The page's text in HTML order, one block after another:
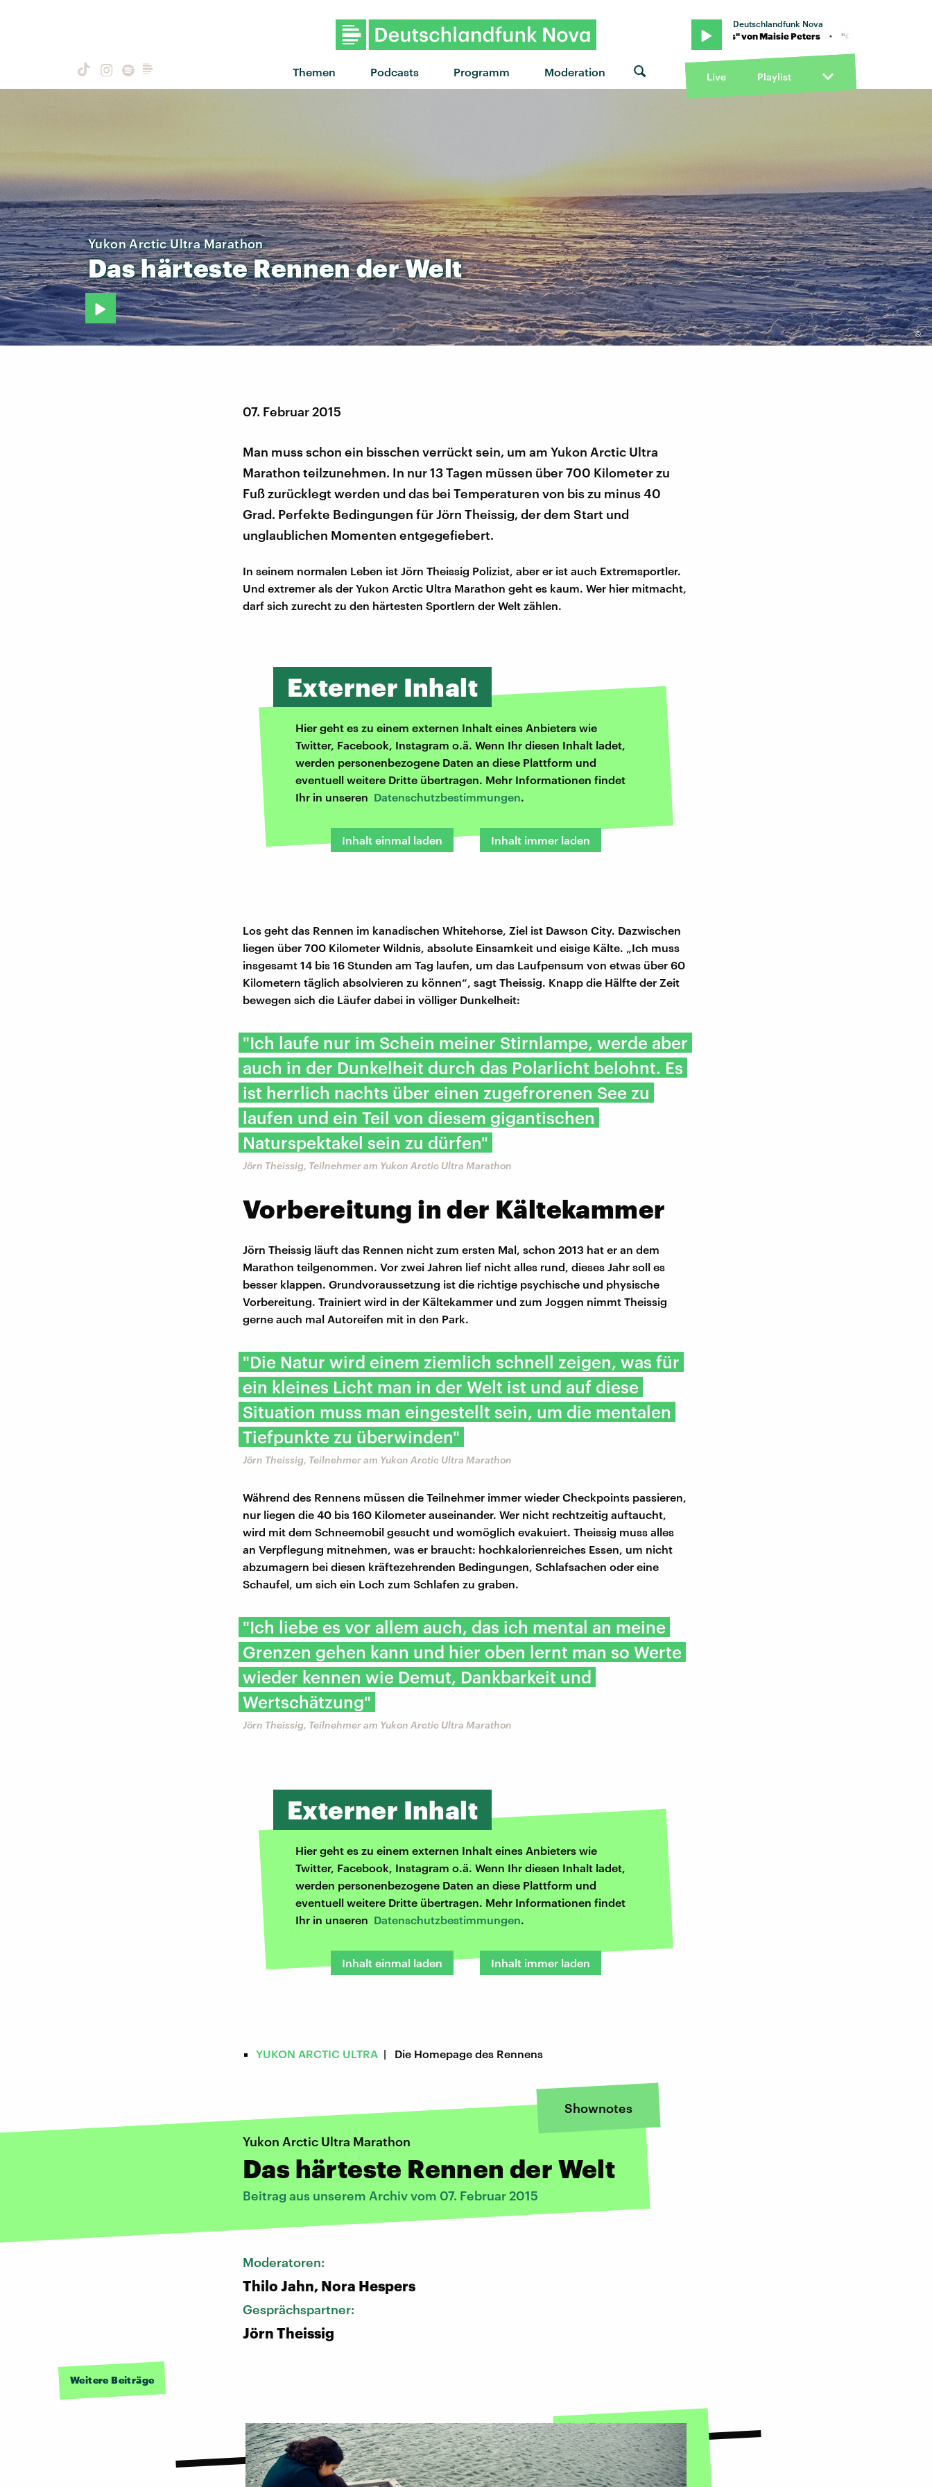
Themen Podcasts Programm Moderation
Deutschlandfunk Nova
"Questions" von Maisie Peters · "Questions" von Maisie Peters · "Questions" von Maisie Peters
Live Playlist
©
Yukon Arctic Ultra Marathon
DashärtesteRennenderWelt
07. Februar 2015
Man muss schon ein bisschen verrückt sein, um am Yukon Arctic Ultra
Marathon teilzunehmen. In nur 13 Tagen müssen über 700 Kilometer zu
Fuß zurücklegt werden und das bei Temperaturen von bis zu minus 40
Grad. Perfekte Bedingungen für Jörn Theissig, der dem Start und
unglaublichen Momenten entgegefiebert.
In seinem normalen Leben ist Jörn Theissig Polizist, aber er ist auch Extremsportler.
Und extremer als der Yukon Arctic Ultra Marathon geht es kaum. Wer hier mitmacht,
darf sich zurecht zu den härtesten Sportlern der Welt zählen.
Externer Inhalt
Hier geht es zu einem externen Inhalt eines Anbieters wie
Twitter, Facebook, Instagram o.ä. Wenn Ihr diesen Inhalt ladet,
werden personenbezogene Daten an diese Plattform und
eventuell weitere Dritte übertragen. Mehr Informationen findet
Ihr in unseren Datenschutzbestimmungen.
Inhalt einmal laden Inhalt immer laden
Los geht das Rennen im kanadischen Whitehorse, Ziel ist Dawson City. Dazwischen
liegen über 700 Kilometer Wildnis, absolute Einsamkeit und eisige Kälte. „Ich muss
insgesamt 14 bis 16 Stunden am Tag laufen, um das Laufpensum von etwas über 60
Kilometern täglich absolvieren zu können“, sagt Theissig. Knapp die Hälfte der Zeit
bewegen sich die Läufer dabei in völliger Dunkelheit:
"Ich laufe nur im Schein meiner Stirnlampe, werde aber
auch in der Dunkelheit durch das Polarlicht belohnt. Es
ist herrlich nachts über einen zugefrorenen See zu
laufen und ein Teil von diesem gigantischen
Naturspektakel sein zu dürfen"
Jörn Theissig, Teilnehmer am Yukon Arctic Ultra Marathon
Vorbereitung in der Kältekammer
Jörn Theissig läuft das Rennen nicht zum ersten Mal, schon 2013 hat er an dem
Marathon teilgenommen. Vor zwei Jahren lief nicht alles rund, dieses Jahr soll es
besser klappen. Grundvoraussetzung ist die richtige psychische und physische
Vorbereitung. Trainiert wird in der Kältekammer und zum Joggen nimmt Theissig
gerne auch mal Autoreifen mit in den Park.
"Die Natur wird einem ziemlich schnell zeigen, was für
ein kleines Licht man in der Welt ist und auf diese
Situation muss man eingestellt sein, um die mentalen
Tiefpunkte zu überwinden"
Jörn Theissig, Teilnehmer am Yukon Arctic Ultra Marathon
Während des Rennens müssen die Teilnehmer immer wieder Checkpoints passieren,
nur liegen die 40 bis 160 Kilometer auseinander. Wer nicht rechtzeitig auftaucht,
wird mit dem Schneemobil gesucht und womöglich evakuiert. Theissig muss alles
an Verpflegung mitnehmen, was er braucht: hochkalorienreiches Essen, um nicht
abzumagern bei diesen kräftezehrenden Bedingungen, Schlafsachen oder eine
Schaufel, um sich ein Loch zum Schlafen zu graben.
"Ich liebe es vor allem auch, das ich mental an meine
Grenzen gehen kann und hier oben lernt man so Werte
wieder kennen wie Demut, Dankbarkeit und
Wertschätzung"
Jörn Theissig, Teilnehmer am Yukon Arctic Ultra Marathon
Externer Inhalt
Hier geht es zu einem externen Inhalt eines Anbieters wie
Twitter, Facebook, Instagram o.ä. Wenn Ihr diesen Inhalt ladet,
werden personenbezogene Daten an diese Plattform und
eventuell weitere Dritte übertragen. Mehr Informationen findet
Ihr in unseren Datenschutzbestimmungen.
Inhalt einmal laden Inhalt immer laden
YUKON ARCTIC ULTRA | Die Homepage des Rennens
Shownotes
Yukon Arctic Ultra Marathon
Das härteste Rennen der Welt
Beitrag aus unserem Archiv vom 07. Februar 2015
Moderatoren:
Thilo Jahn, Nora Hespers
Gesprächspartner:
Jörn Theissig
Weitere Beiträge